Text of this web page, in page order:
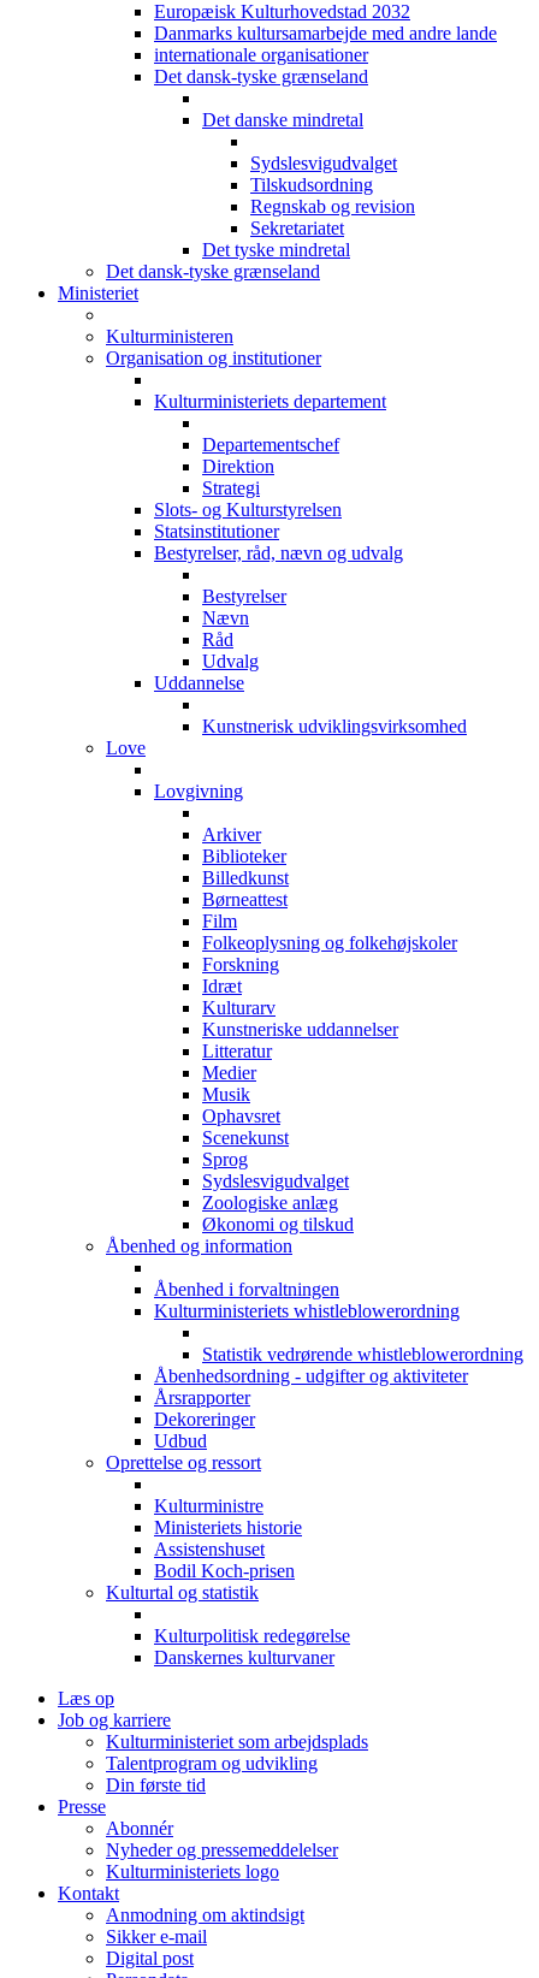
Europæisk Kulturhovedstad 2032
Danmarks kultursamarbejde med andre lande
internationale organisationer
Det dansk-tyske grænseland
Det danske mindretal
Sydslesvigudvalget
Tilskudsordning
Regnskab og revision
Sekretariatet
Det tyske mindretal
Det dansk-tyske grænseland
Ministeriet
Kulturministeren
Organisation og institutioner
Kulturministeriets departement
Departementschef
Direktion
Strategi
Slots- og Kulturstyrelsen
Statsinstitutioner
Bestyrelser, råd, nævn og udvalg
Bestyrelser
Nævn
Råd
Udvalg
Uddannelse
Kunstnerisk udviklingsvirksomhed
Love
Lovgivning
Arkiver
Biblioteker
Billedkunst
Børneattest
Film
Folkeoplysning og folkehøjskoler
Forskning
Idræt
Kulturarv
Kunstneriske uddannelser
Litteratur
Medier
Musik
Ophavsret
Scenekunst
Sprog
Sydslesvigudvalget
Zoologiske anlæg
Økonomi og tilskud
Åbenhed og information
Åbenhed i forvaltningen
Kulturministeriets whistleblowerordning
Statistik vedrørende whistleblowerordning
Åbenhedsordning - udgifter og aktiviteter
Årsrapporter
Dekoreringer
Udbud
Oprettelse og ressort
Kulturministre
Ministeriets historie
Assistenshuset
Bodil Koch-prisen
Kulturtal og statistik
Kulturpolitisk redegørelse
Danskernes kulturvaner
Læs op
Job og karriere
Kulturministeriet som arbejdsplads
Talentprogram og udvikling
Din første tid
Presse
Abonnér
Nyheder og pressemeddelelser
Kulturministeriets logo
Kontakt
Anmodning om aktindsigt
Sikker e-mail
Digital post